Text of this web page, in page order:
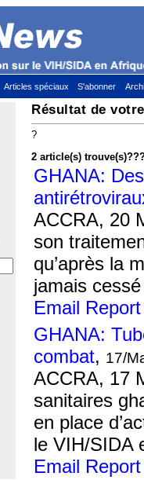
Articles spéciaux S'abonner
Résultat de
?
2 article(s) trouve(s)
GHANA:
ACCRA, 20
son
qu’après la
jamais
Email Report
GHANA:
combat, 17/
ACCRA, 17
sanitaires
en place
le VIH/SIDA
Email Report